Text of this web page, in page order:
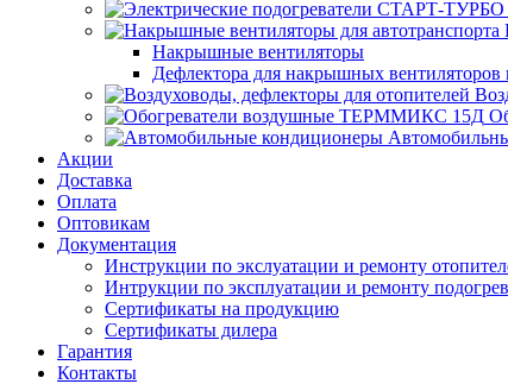
Накрышные вентиляторы
Дефлектора для накрышных
Акции
Доставка
Оплата
Оптовикам
Документация
Инструкции по экслуатации и ремонту
Интрукции по эксплуатации и ремонту
Сертификаты на продукцию
Сертификаты дилера
Гарантия
Контакты